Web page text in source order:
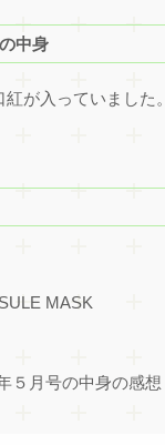
中身
が入っていました。
MASK
５月号の中身の感想